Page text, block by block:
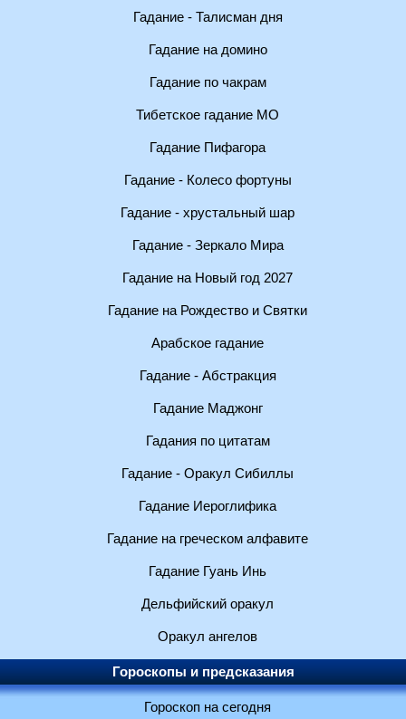
Гадание - Талисман дня
Гадание на домино
Гадание по чакрам
Тибетское гадание МО
Гадание Пифагора
Гадание - Колесо фортуны
Гадание - хрустальный шар
Гадание - Зеркало Мира
Гадание на Новый год 2027
Гадание на Рождество и Святки
Арабское гадание
Гадание - Абстракция
Гадание Маджонг
Гадания по цитатам
Гадание - Оракул Сибиллы
Гадание Иероглифика
Гадание на греческом алфавите
Гадание Гуань Инь
Дельфийский оракул
Оракул ангелов
Гороскопы и предсказания
Гороскоп на сегодня